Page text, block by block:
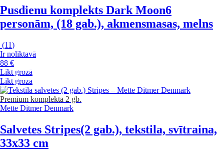
Pusdienu komplekts Dark Moon6
personām, (18 gab.), akmensmasas, melns
(11)
Ir noliktavā
88 €
Likt grozā
Likt grozā
Premium komplektā 2 gb.
Mette Ditmer Denmark
Salvetes Stripes(2 gab.), tekstila, svītraina,
33x33 cm